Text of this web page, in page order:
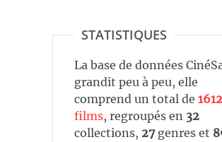
STATISTIQUES
La base de données
grandit peu à peu, elle
comprend un total de 1612
films, regroupés en 32
collections, 27genres et